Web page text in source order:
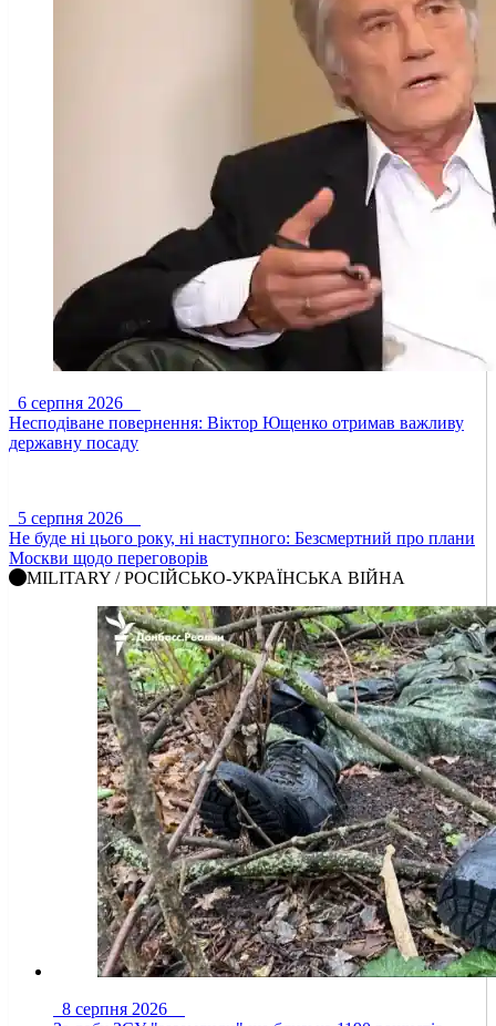
6 серпня 2026
Несподіване повернення: Віктор Ющенко отримав важливу
державну посаду
5 серпня 2026
Не буде ні цього року, ні наступного: Безсмертний про плани
Москви щодо переговорів
MILITARY / РОСІЙСЬКО-УКРАЇНСЬКА ВІЙНА
8 серпня 2026